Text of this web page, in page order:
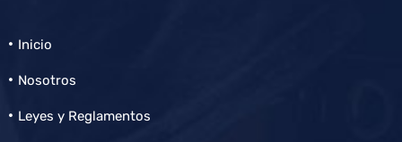
Inicio
Nosotros
Leyes y Reglamentos